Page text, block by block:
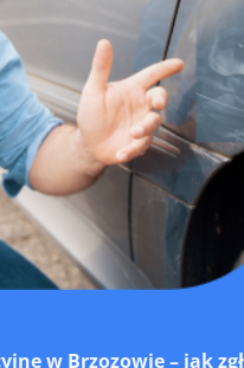
w Brzozowie – jak